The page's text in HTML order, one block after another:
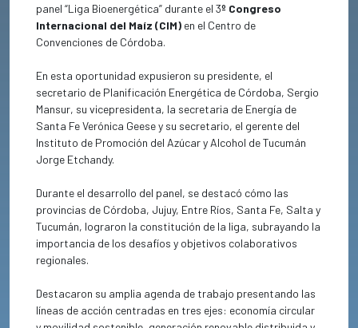
panel “Liga Bioenergética” durante el 3º Congreso
Internacional del Maíz (CIM) en el Centro de
Convenciones de Córdoba.
En esta oportunidad expusieron su presidente, el
secretario de Planificación Energética de Córdoba, Sergio
Mansur, su vicepresidenta, la secretaria de Energía de
Santa Fe Verónica Geese y su secretario, el gerente del
Instituto de Promoción del Azúcar y Alcohol de Tucumán
Jorge Etchandy.
Durante el desarrollo del panel, se destacó cómo las
provincias de Córdoba, Jujuy, Entre Ríos, Santa Fe, Salta y
Tucumán, lograron la constitución de la liga, subrayando la
importancia de los desafíos y objetivos colaborativos
regionales.
Destacaron su amplia agenda de trabajo presentando las
líneas de acción centradas en tres ejes: economía circular